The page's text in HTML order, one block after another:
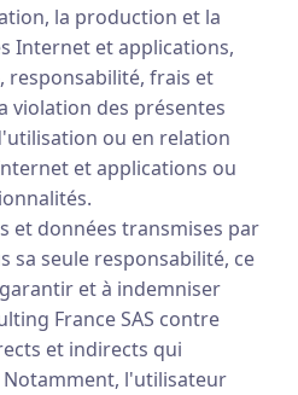
la production et la
Internet et applications,
responsabilité, frais et
violation des présentes
ou en relation
et applications ou
et données transmises par
sa seule responsabilité, ce
et à indemniser
France SAS contre
et indirects qui
l'utilisateur